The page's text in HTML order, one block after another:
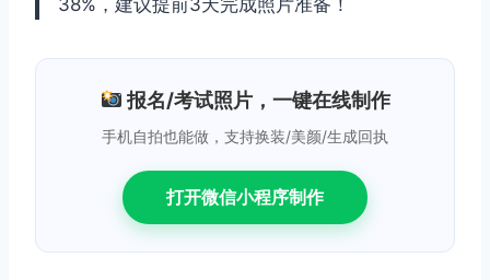
38%，建议提前3天完成照片准备！
报名/考试照片，一键在线制作
手机自拍也能做，支持换装/美颜/生成回执
打开微信小程序制作